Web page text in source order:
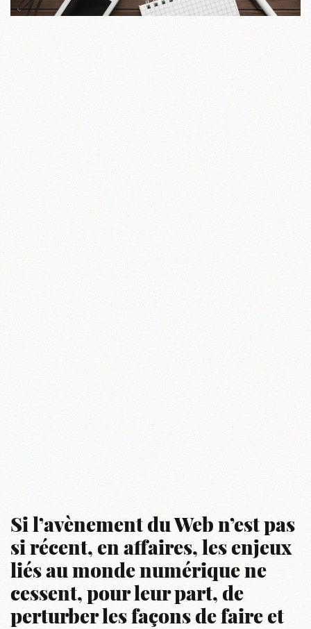
Si l’avènement du Web n’est pas
si récent, en affaires, les enjeux
liés au monde numérique ne
cessent, pour leur part, de
perturber les façons de faire et